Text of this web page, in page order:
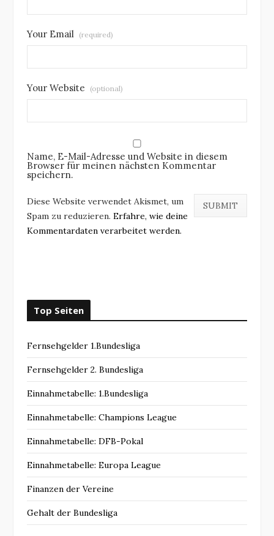
Your Email (required)
Your Website (optional)
Name, E-Mail-Adresse und Website in diesem
Browser für meinen nächsten Kommentar
speichern.
Diese Website verwendet Akismet, um
Spam zu reduzieren. Erfahre, wie deine
Kommentardaten verarbeitet werden.
Top Seiten
Fernsehgelder 1.Bundesliga
Fernsehgelder 2. Bundesliga
Einnahmetabelle: 1.Bundesliga
Einnahmetabelle: Champions League
Einnahmetabelle: DFB-Pokal
Einnahmetabelle: Europa League
Finanzen der Vereine
Gehalt der Bundesliga